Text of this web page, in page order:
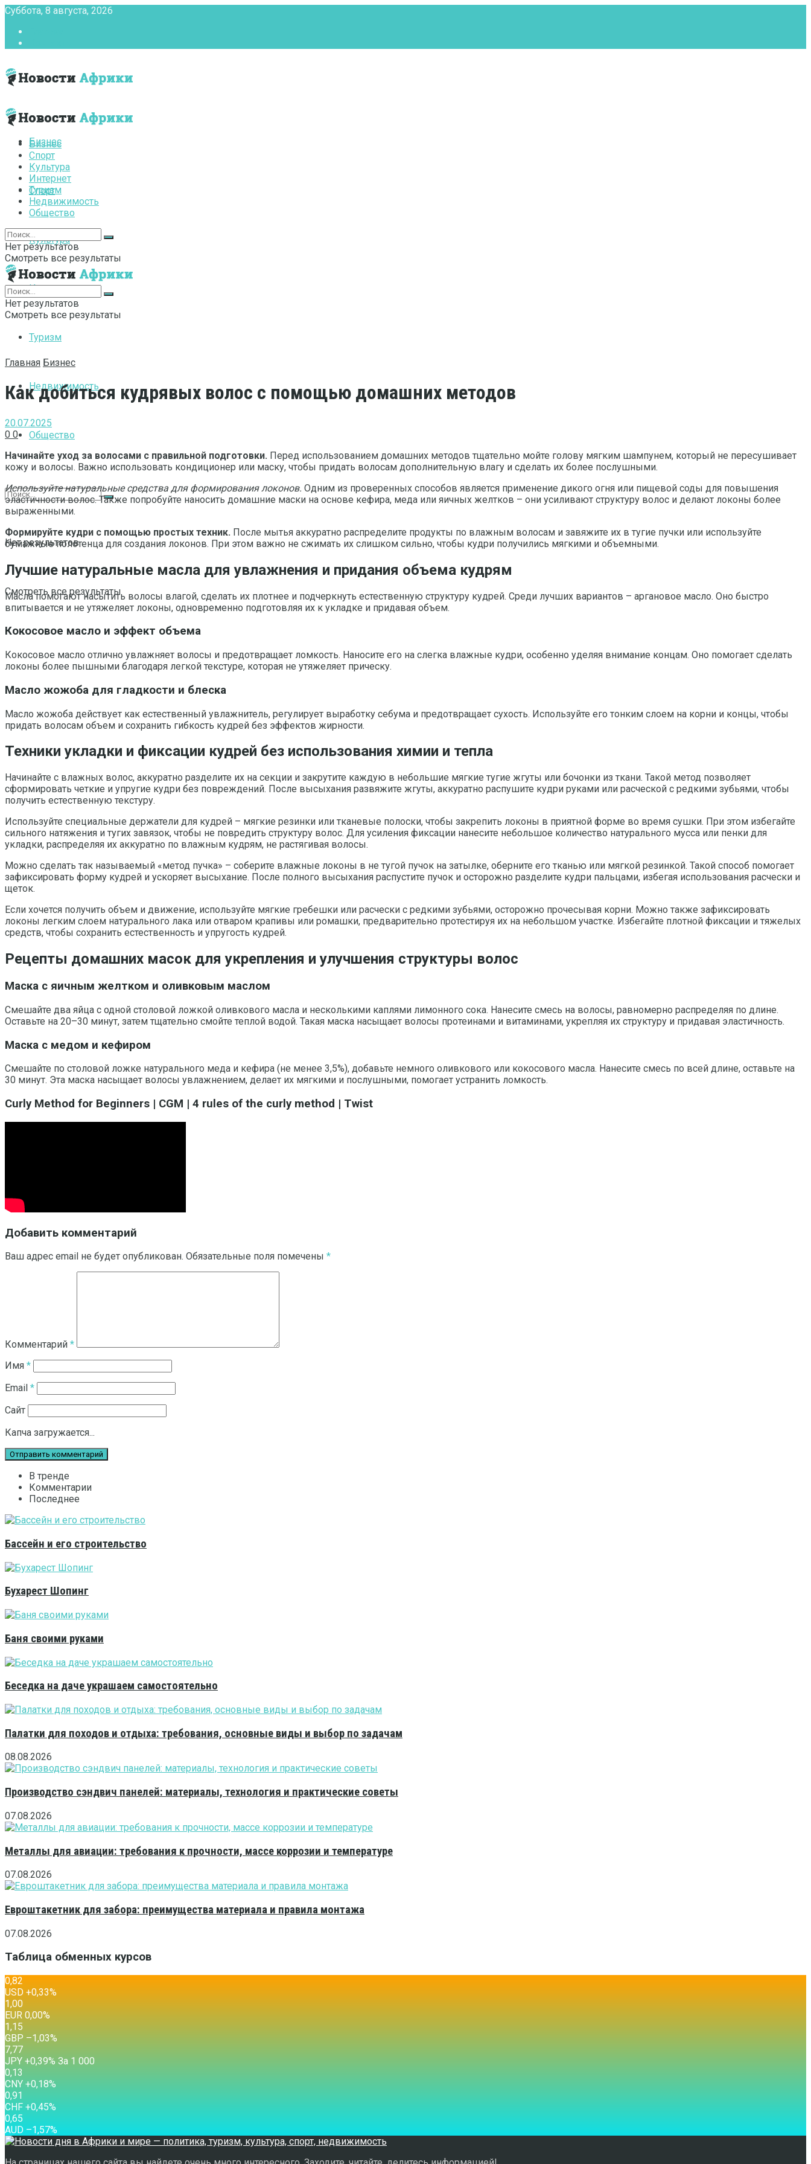
Суббота, 8 августа, 2026
Бизнес
Спорт
Культура
Интернет
Туризм
Недвижимость
Общество
Нет результатов
Смотреть все результаты
Бизнес
Спорт
Культура
Интернет
Туризм
Недвижимость
Общество
Нет результатов
Смотреть все результаты
Нет результатов
Смотреть все результаты
Главная Бизнес
Как добиться кудрявых волос с помощью домашних методов
20.07.2025
0 0
Начинайте уход за волосами с правильной подготовки. Перед использованием домашних методов тщательно мойте голову мягким шампунем, который не пересушивает
кожу и волосы. Важно использовать кондиционер или маску, чтобы придать волосам дополнительную влагу и сделать их более послушными.
Используйте натуральные средства для формирования локонов. Одним из проверенных способов является применение дикого огня или пищевой соды для повышения
эластичности волос. Также попробуйте наносить домашние маски на основе кефира, меда или яичных желтков – они усиливают структуру волос и делают локоны более
выраженными.
Формируйте кудри с помощью простых техник. После мытья аккуратно распределите продукты по влажным волосам и завяжите их в тугие пучки или используйте
бумажные полотенца для создания локонов. При этом важно не сжимать их слишком сильно, чтобы кудри получились мягкими и объемными.
Лучшие натуральные масла для увлажнения и придания объема кудрям
Масла помогают насытить волосы влагой, сделать их плотнее и подчеркнуть естественную структуру кудрей. Среди лучших вариантов – аргановое масло. Оно быстро
впитывается и не утяжеляет локоны, одновременно подготовляя их к укладке и придавая объем.
Кокосовое масло и эффект объема
Кокосовое масло отлично увлажняет волосы и предотвращает ломкость. Наносите его на слегка влажные кудри, особенно уделяя внимание концам. Оно помогает сделать
локоны более пышными благодаря легкой текстуре, которая не утяжеляет прическу.
Масло жожоба для гладкости и блеска
Масло жожоба действует как естественный увлажнитель, регулирует выработку себума и предотвращает сухость. Используйте его тонким слоем на корни и концы, чтобы
придать волосам объем и сохранить гибкость кудрей без эффектов жирности.
Техники укладки и фиксации кудрей без использования химии и тепла
Начинайте с влажных волос, аккуратно разделите их на секции и закрутите каждую в небольшие мягкие тугие жгуты или бочонки из ткани. Такой метод позволяет
сформировать четкие и упругие кудри без повреждений. После высыхания развяжите жгуты, аккуратно распушите кудри руками или расческой с редкими зубьями, чтобы
получить естественную текстуру.
Используйте специальные держатели для кудрей – мягкие резинки или тканевые полоски, чтобы закрепить локоны в приятной форме во время сушки. При этом избегайте
сильного натяжения и тугих завязок, чтобы не повредить структуру волос. Для усиления фиксации нанесите небольшое количество натурального мусса или пенки для
укладки, распределяя их аккуратно по влажным кудрям, не растягивая волосы.
Можно сделать так называемый «метод пучка» – соберите влажные локоны в не тугой пучок на затылке, оберните его тканью или мягкой резинкой. Такой способ помогает
зафиксировать форму кудрей и ускоряет высыхание. После полного высыхания распустите пучок и осторожно разделите кудри пальцами, избегая использования расчески и
щеток.
Если хочется получить объем и движение, используйте мягкие гребешки или расчески с редкими зубьями, осторожно прочесывая корни. Можно также зафиксировать
локоны легким слоем натурального лака или отваром крапивы или ромашки, предварительно протестируя их на небольшом участке. Избегайте плотной фиксации и тяжелых
средств, чтобы сохранить естественность и упругость кудрей.
Рецепты домашних масок для укрепления и улучшения структуры волос
Маска с яичным желтком и оливковым маслом
Смешайте два яйца с одной столовой ложкой оливкового масла и несколькими каплями лимонного сока. Нанесите смесь на волосы, равномерно распределяя по длине.
Оставьте на 20–30 минут, затем тщательно смойте теплой водой. Такая маска насыщает волосы протеинами и витаминами, укрепляя их структуру и придавая эластичность.
Маска с медом и кефиром
Смешайте по столовой ложке натурального меда и кефира (не менее 3,5%), добавьте немного оливкового или кокосового масла. Нанесите смесь по всей длине, оставьте на
30 минут. Эта маска насыщает волосы увлажнением, делает их мягкими и послушными, помогает устранить ломкость.
Curly Method for Beginners | CGM | 4 rules of the curly method | Twist
Добавить комментарий
Ваш адрес email не будет опубликован. Обязательные поля помечены *
Комментарий *
Имя *
Email *
Сайт
Капча загружается...
В тренде
Комментарии
Последнее
Бассейн и его строительство
Бухарест Шопинг
Баня своими руками
Беседка на даче украшаем самостоятельно
Палатки для походов и отдыха: требования, основные виды и выбор по задачам
08.08.2026
Производство сэндвич панелей: материалы, технология и практические советы
07.08.2026
Металлы для авиации: требования к прочности, массе коррозии и температуре
07.08.2026
Евроштакетник для забора: преимущества материала и правила монтажа
07.08.2026
Таблица обменных курсов
0,82
USD +0,33%
1,00
EUR 0,00%
1,15
GBP –1,03%
7,77
JPY +0,39% За 1 000
0,13
CNY +0,18%
0,91
CHF +0,45%
0,65
AUD –1,57%